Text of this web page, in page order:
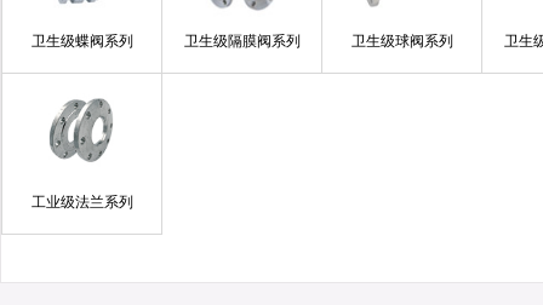
卫生级蝶阀系列 卫生级隔膜阀系列 卫生级球阀系列 卫生
工业级法兰系列